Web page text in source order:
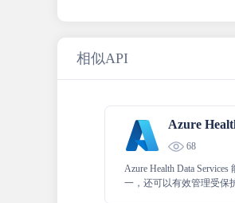
相似API
Azure
68
Azure Health Data
一，还可以有效管理受保